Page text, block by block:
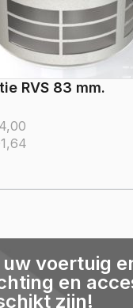
RVS 83 mm.
voertuig
en
zijn!